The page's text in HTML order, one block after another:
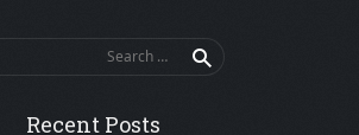
Search
for:
Recent Posts